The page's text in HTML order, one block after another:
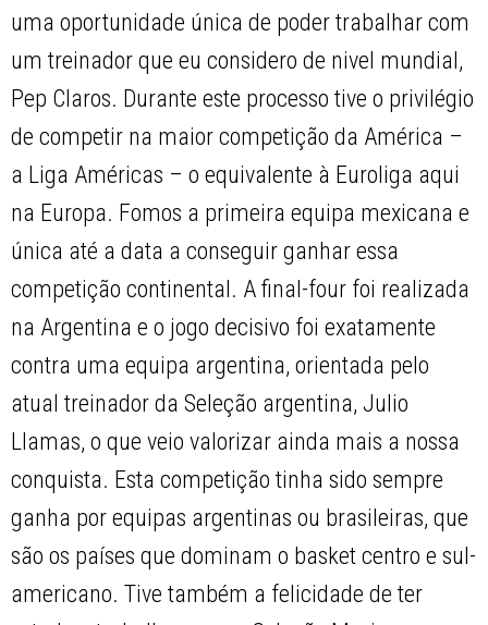
uma oportunidade única de poder trabalhar com
um treinador que eu considero de nivel mundial,
Pep Claros. Durante este processo tive o privilégio
de competir na maior competição da América –
a Liga Américas – o equivalente à Euroliga aqui
na Europa. Fomos a primeira equipa mexicana e
única até a data a conseguir ganhar essa
competição continental. A final-four foi realizada
na Argentina e o jogo decisivo foi exatamente
contra uma equipa argentina, orientada pelo
atual treinador da Seleção argentina, Julio
Llamas, o que veio valorizar ainda mais a nossa
conquista. Esta competição tinha sido sempre
ganha por equipas argentinas ou brasileiras, que
são os países que dominam o basket centro e sul-
americano. Tive também a felicidade de ter